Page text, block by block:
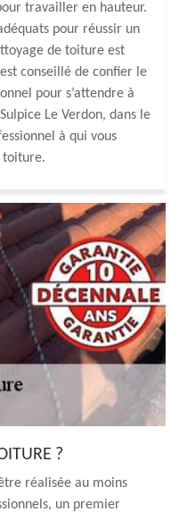
travailler en hauteur.
pour réussir un
de toiture est
conseillé de confier le
pour s’attendre à
Le Verdon, dans le
à qui vous
toiture.
?
réalisée au moins
un premier